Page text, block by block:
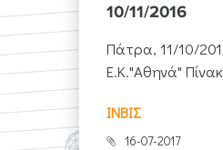
10/11/2016
Πάτρα, 11/10/
Ε.Κ."Αθηνά"
ΙΝΒΙΣ
16-07-2017